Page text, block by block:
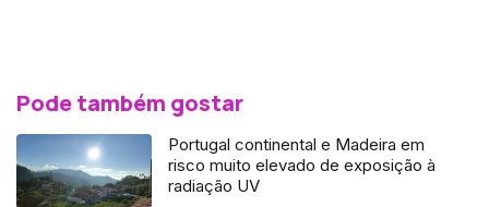
Pode também gostar
Portugal continental e Madeira em
risco muito elevado de exposição à
radiação UV